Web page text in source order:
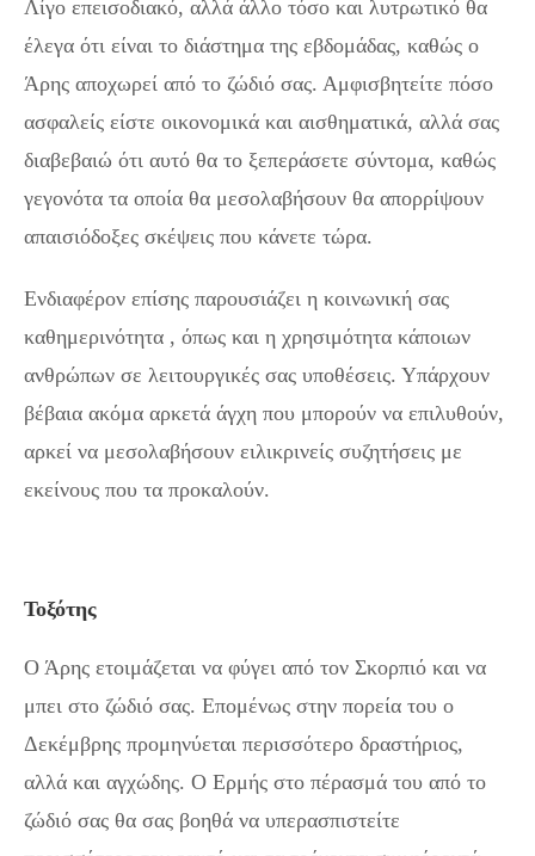
Λίγο επεισοδιακό, αλλά άλλο τόσο και λυτρωτικό θα
έλεγα ότι είναι το διάστημα της εβδομάδας, καθώς ο
Άρης αποχωρεί από το ζώδιό σας. Αμφισβητείτε πόσο
ασφαλείς είστε οικονομικά και αισθηματικά, αλλά σας
διαβεβαιώ ότι αυτό θα το ξεπεράσετε σύντομα, καθώς
γεγονότα τα οποία θα μεσολαβήσουν θα απορρίψουν
απαισιόδοξες σκέψεις που κάνετε τώρα.
Ενδιαφέρον επίσης παρουσιάζει η κοινωνική σας
καθημερινότητα , όπως και η χρησιμότητα κάποιων
ανθρώπων σε λειτουργικές σας υποθέσεις. Υπάρχουν
βέβαια ακόμα αρκετά άγχη που μπορούν να επιλυθούν,
αρκεί να μεσολαβήσουν ειλικρινείς συζητήσεις με
εκείνους που τα προκαλούν.
Τοξότης
Ο Άρης ετοιμάζεται να φύγει από τον Σκορπιό και να
μπει στο ζώδιό σας. Επομένως στην πορεία του ο
Δεκέμβρης προμηνύεται περισσότερο δραστήριος,
αλλά και αγχώδης. Ο Ερμής στο πέρασμά του από το
ζώδιό σας θα σας βοηθά να υπερασπιστείτε